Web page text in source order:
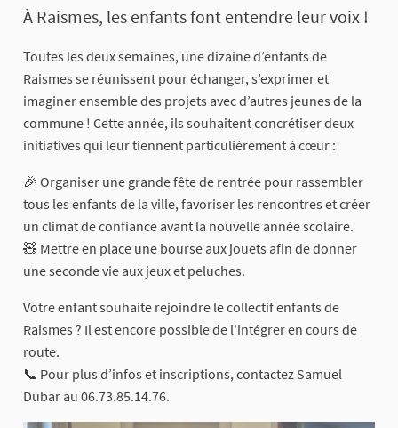
About this process
À Raismes, les enfants font entendre leur voix !
Toutes les deux semaines, une dizaine d’enfants de
Raismes se réunissent pour échanger, s’exprimer et
imaginer ensemble des projets avec d’autres jeunes de la
commune ! Cette année, ils souhaitent concrétiser deux
initiatives qui leur tiennent particulièrement à cœur :
🎉 Organiser une grande fête de rentrée pour rassembler
tous les enfants de la ville, favoriser les rencontres et créer
un climat de confiance avant la nouvelle année scolaire.
🧸 Mettre en place une bourse aux jouets afin de donner
une seconde vie aux jeux et peluches.
Votre enfant souhaite rejoindre le collectif enfants de
Raismes ? Il est encore possible de l'intégrer en cours de
route.
📞 Pour plus d’infos et inscriptions, contactez Samuel
Dubar au 06.73.85.14.76.